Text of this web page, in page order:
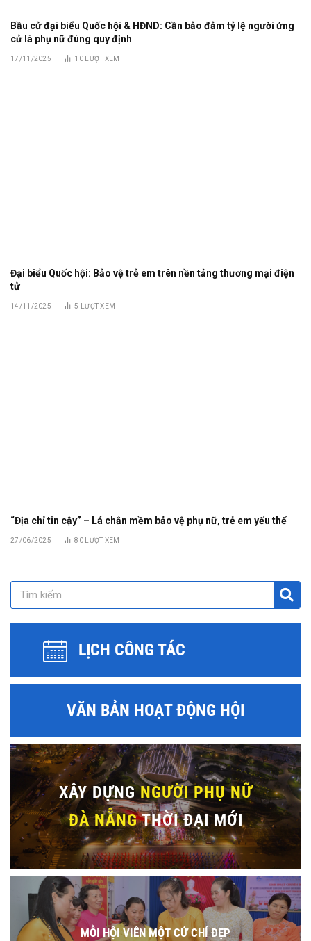
Bầu cử đại biểu Quốc hội & HĐND: Cần bảo đảm tỷ lệ người ứng
cử là phụ nữ đúng quy định
17/11/2025 10 LƯỢT XEM
Đại biểu Quốc hội: Bảo vệ trẻ em trên nền tảng thương mại điện
tử
14/11/2025 5 LƯỢT XEM
“Địa chỉ tin cậy” – Lá chắn mềm bảo vệ phụ nữ, trẻ em yếu thế
27/06/2025 80 LƯỢT XEM
LỊCH CÔNG TÁC
VĂN BẢN HOẠT ĐỘNG HỘI
XÂY DỰNGNGƯỜI PHỤ NỮ
ĐÀ NẴNGTHỜI ĐẠI MỚI
MỖI HỘI VIÊN MỘT CỬ CHỈ ĐẸP